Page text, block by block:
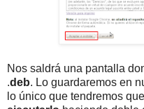
Nos saldrá una pantalla
.deb. Lo guardaremos en
lo único que tendremos